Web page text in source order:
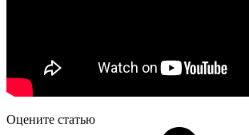
Оцените статью